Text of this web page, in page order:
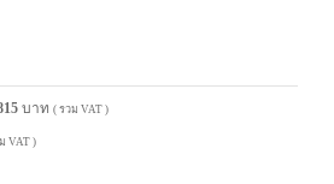
บาท ( รวม VAT )
VAT )